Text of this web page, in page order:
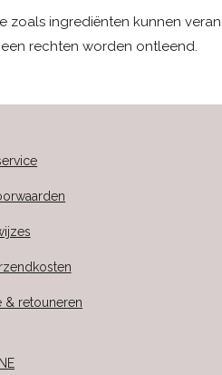
zoals ingrediënten kunnen
rechten worden ontleend.
& retouneren